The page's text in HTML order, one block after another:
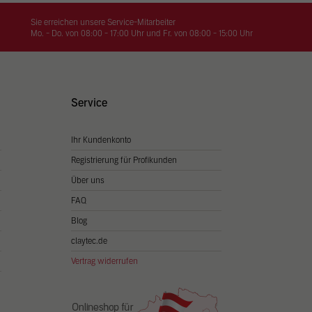
Sie erreichen unsere Service-Mitarbeiter
Mo. - Do. von 08:00 - 17:00 Uhr und Fr. von 08:00 - 15:00 Uhr
Service
Ihr Kundenkonto
Registrierung für Profikunden
Über uns
FAQ
Blog
claytec.de
Vertrag widerrufen
Sie